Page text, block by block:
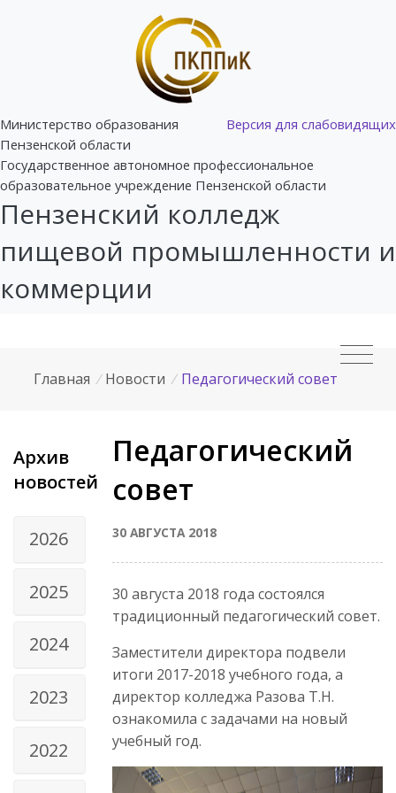
Версия для слабовидящих
Министерство образования
Пензенской области
Государственное автономное профессиональное
образовательное учреждение Пензенской области
Пензенский колледж
пищевой промышленности и
коммерции
Главная / Новости / Педагогический совет
Архив
новостей
2026
2025
2024
2023
2022
Педагогический
совет
30 АВГУСТА 2018
30 августа 2018 года состоялся
традиционный педагогический совет.
Заместители директора подвели
итоги 2017-2018 учебного года, а
директор колледжа Разова Т.Н.
ознакомила с задачами на новый
учебный год.